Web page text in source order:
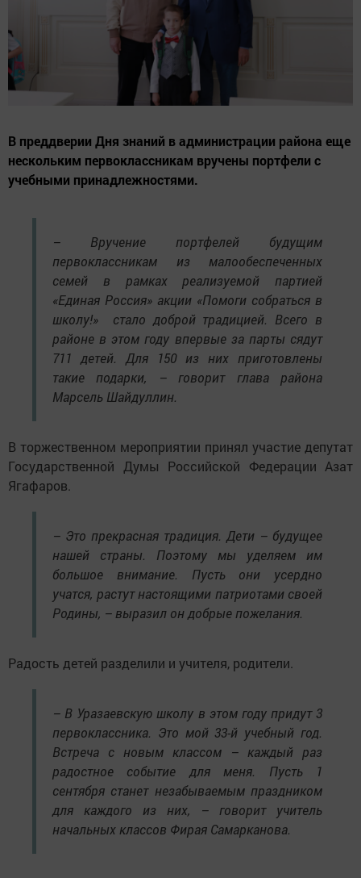
В преддверии Дня знаний в администрации района еще
нескольким первоклассникам вручены портфели с
учебными принадлежностями.
– Вручение портфелей будущим
первоклассникам из малообеспеченных
семей в рамках реализуемой партией
«Единая Россия» акции «Помоги собраться в
школу!» стало доброй традицией. Всего в
районе в этом году впервые за парты сядут
711 детей. Для 150 из них приготовлены
такие подарки, – говорит глава района
Марсель Шайдуллин.
В торжественном мероприятии принял участие депутат
Государственной Думы Российской Федерации Азат
Ягафаров.
– Это прекрасная традиция. Дети – будущее
нашей страны. Поэтому мы уделяем им
большое внимание. Пусть они усердно
учатся, растут настоящими патриотами своей
Родины, – выразил он добрые пожелания.
Радость детей разделили и учителя, родители.
– В Уразаевскую школу в этом году придут 3
первоклассника. Это мой 33-й учебный год.
Встреча с новым классом – каждый раз
радостное событие для меня. Пусть 1
сентября станет незабываемым праздником
для каждого из них, – говорит учитель
начальных классов Фирая Самарканова.